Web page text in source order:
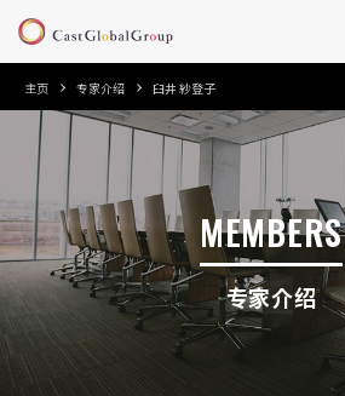
主页 专家介绍 臼井 紗登子
MEMBERS
专家介绍